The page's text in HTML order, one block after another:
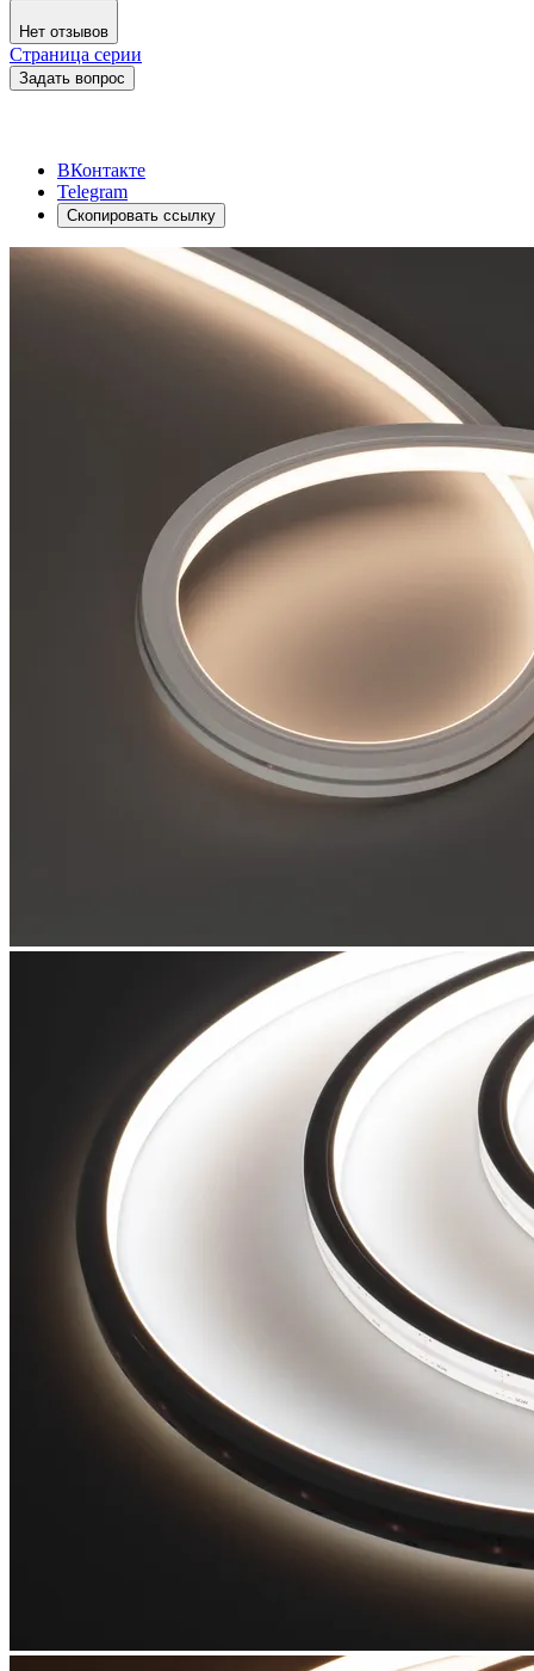
Нет отзывов
Страница серии
Задать вопрос
ВКонтакте
Telegram
Скопировать ссылку